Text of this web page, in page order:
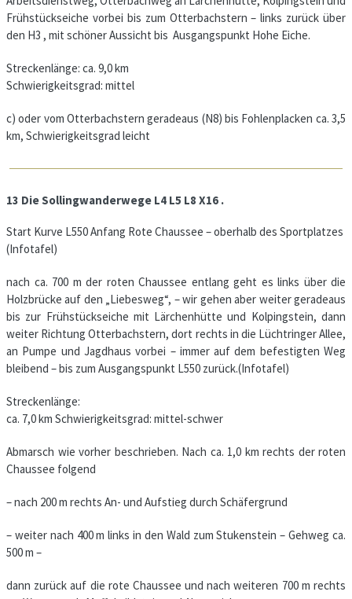
Frühstückseiche vorbei bis zum Otterbachstern – links zurück über
den H3 , mit schöner Aussicht bis Ausgangspunkt Hohe Eiche.
Streckenlänge: ca. 9,0 km
Schwierigkeitsgrad: mittel
c) oder vom Otterbachstern geradeaus (N8) bis Fohlenplacken ca. 3,5
km, Schwierigkeitsgrad leicht
13 Die Sollingwanderwege L4 L5 L8 X16 .
Start Kurve L550 Anfang Rote Chaussee – oberhalb des Sportplatzes
(Infotafel)
nach ca. 700 m der roten Chaussee entlang geht es links über die
Holzbrücke auf den „Liebesweg“, – wir gehen aber weiter geradeaus
bis zur Frühstückseiche mit Lärchenhütte und Kolpingstein, dann
weiter Richtung Otterbachstern, dort rechts in die Lüchtringer Allee,
an Pumpe und Jagdhaus vorbei – immer auf dem befestigten Weg
bleibend – bis zum Ausgangspunkt L550 zurück.(Infotafel)
Streckenlänge:
ca. 7,0 km Schwierigkeitsgrad: mittel-schwer
Abmarsch wie vorher beschrieben. Nach ca. 1,0 km rechts der roten
Chaussee folgend
– nach 200 m rechts An- und Aufstieg durch Schäfergrund
– weiter nach 400 m links in den Wald zum Stukenstein – Gehweg ca.
500 m –
dann zurück auf die rote Chaussee und nach weiteren 700 m rechts